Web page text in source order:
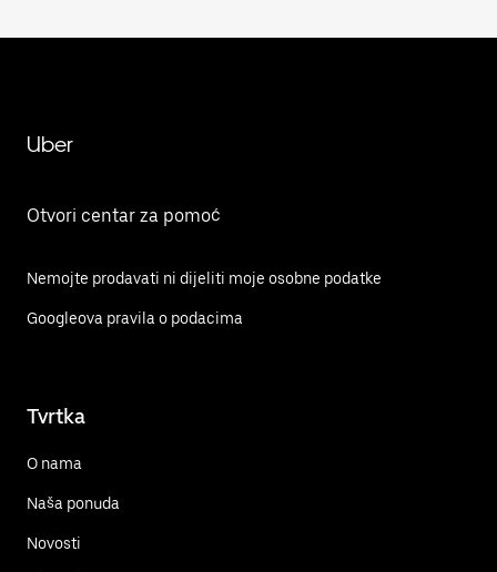
Uber
Otvori centar za pomoć
Nemojte prodavati ni dijeliti moje osobne podatke
Googleova pravila o podacima
Tvrtka
O nama
Naša ponuda
Novosti